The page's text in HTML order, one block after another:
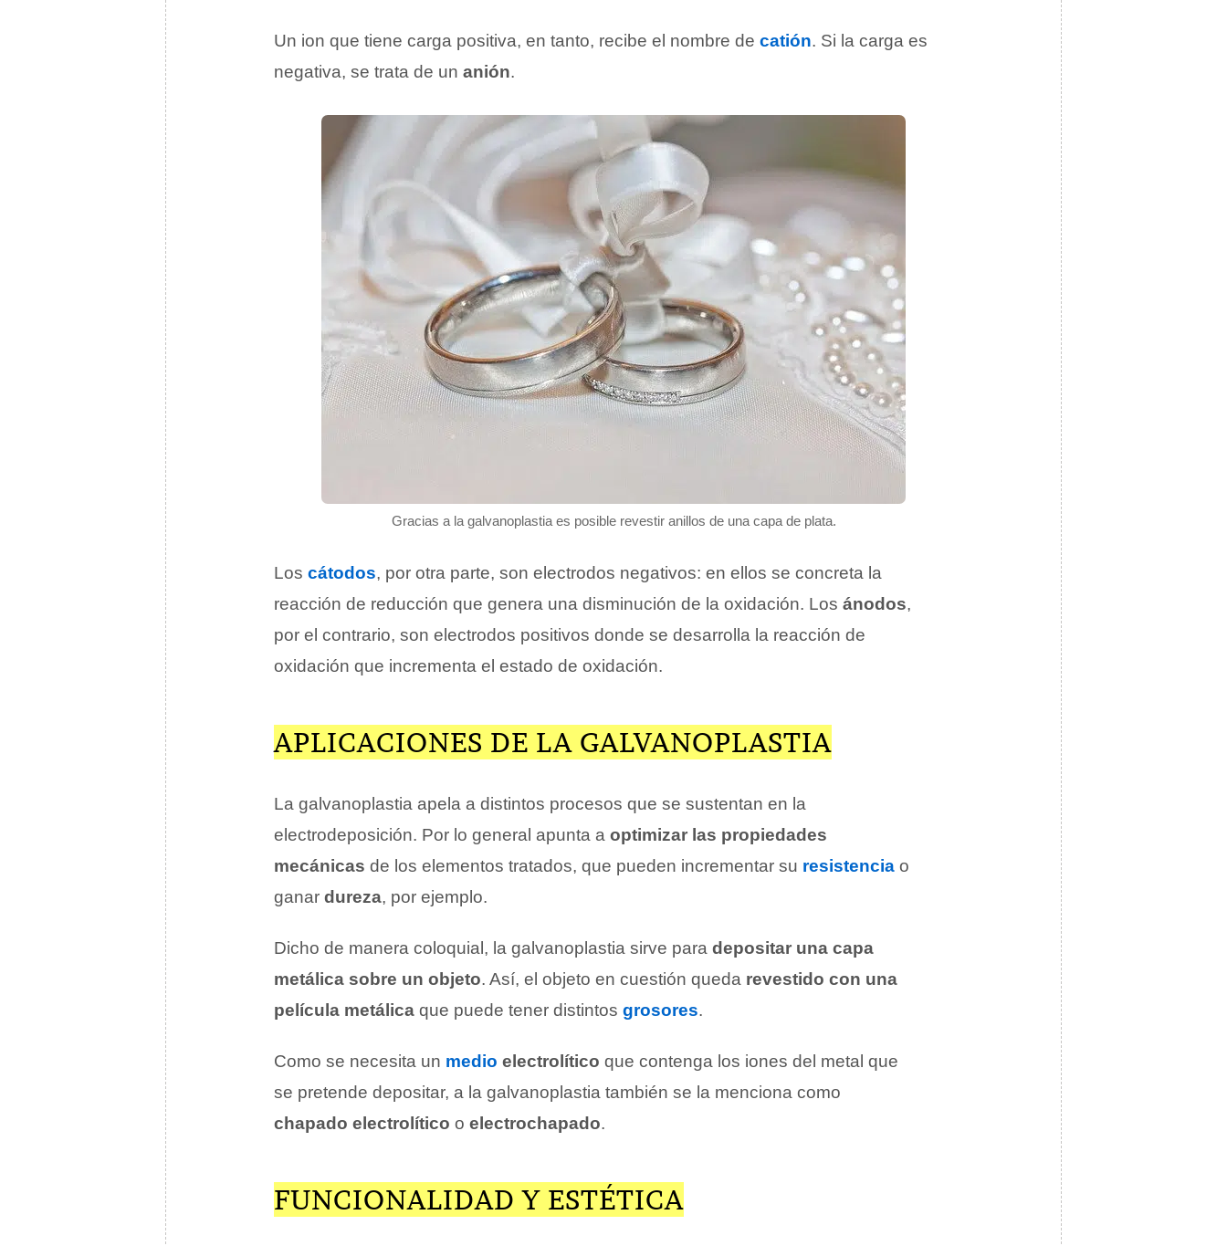
Un ion que tiene carga positiva, en tanto, recibe el nombre de catión. Si la carga es
negativa, se trata de un anión.
Gracias a la galvanoplastia es posible revestir anillos de una capa de plata.
Los cátodos, por otra parte, son electrodos negativos: en ellos se concreta la
reacción de reducción que genera una disminución de la oxidación. Los ánodos,
por el contrario, son electrodos positivos donde se desarrolla la reacción de
oxidación que incrementa el estado de oxidación.
APLICACIONES DE LA GALVANOPLASTIA
La galvanoplastia apela a distintos procesos que se sustentan en la
electrodeposición. Por lo general apunta a optimizar las propiedades
mecánicas de los elementos tratados, que pueden incrementar su resistencia o
ganar dureza, por ejemplo.
Dicho de manera coloquial, la galvanoplastia sirve para depositar una capa
metálica sobre un objeto. Así, el objeto en cuestión queda revestido con una
película metálica que puede tener distintos grosores.
Como se necesita un medio electrolítico que contenga los iones del metal que
se pretende depositar, a la galvanoplastia también se la menciona como
chapado electrolítico o electrochapado.
FUNCIONALIDAD Y ESTÉTICA